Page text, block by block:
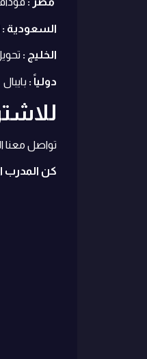
السعودية :
الخليج :
دولياً : بايبال
تواصل معنا
كن المدرب